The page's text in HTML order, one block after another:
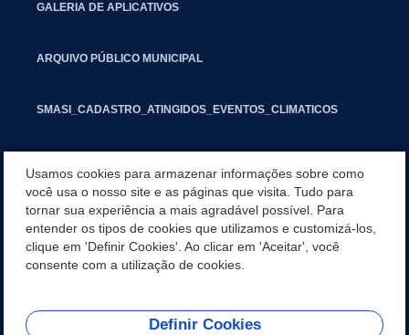
GALERIA DE APLICATIVOS
ARQUIVO PÚBLICO MUNICIPAL
SMASI_CADASTRO_ATINGIDOS_EVENTOS_CLIMATICOS
INFORMATIVO PIT
SEGUNDA VIA IPTU
Usamos cookies para armazenar informações sobre como
você usa o nosso site e as páginas que visita. Tudo para
tornar sua experiência a mais agradável possível. Para
entender os tipos de cookies que utilizamos e customizá-los,
clique em 'Definir Cookies'. Ao clicar em 'Aceitar', você
consente com a utilização de cookies.
Definir Cookies